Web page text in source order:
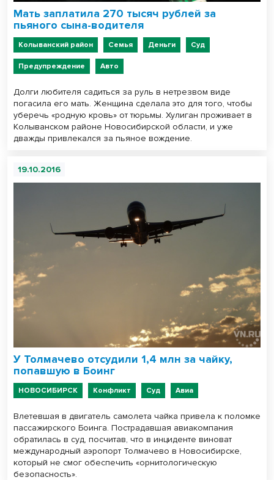
Мать заплатила 270 тысяч рублей за
пьяного сына-водителя
Колыванский район Семья Деньги Суд
Предупреждение Авто
Долги любителя садиться за руль в нетрезвом виде
погасила его мать. Женщина сделала это для того, чтобы
уберечь «родную кровь» от тюрьмы. Хулиган проживает в
Колыванском районе Новосибирской области, и уже
дважды привлекался за пьяное вождение.
19.10.2016
У Толмачево отсудили 1,4 млн за чайку,
попавшую в Боинг
НОВОСИБИРСК Конфликт Суд Авиа
Влетевшая в двигатель самолета чайка привела к поломке
пассажирского Боинга. Пострадавшая авиакомпания
обратилась в суд, посчитав, что в инциденте виноват
международный аэропорт Толмачево в Новосибирске,
который не смог обеспечить «орнитологическую
безопасность».